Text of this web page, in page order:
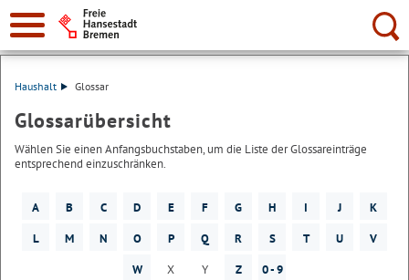
Suche:
Haushalt Glossar
Glossarübersicht
Wählen Sie einen Anfangsbuchstaben, um die Liste der Glossareinträge
entsprechend einzuschränken.
A B C D E F G H I J
K
L
M N O P Q R S T U
V
W
X Y Z 0 - 9